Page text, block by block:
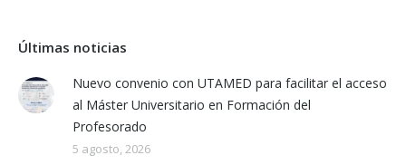
Últimas noticias
Nuevo convenio con UTAMED para facilitar el acceso
al Máster Universitario en Formación del
Profesorado
5 agosto, 2026